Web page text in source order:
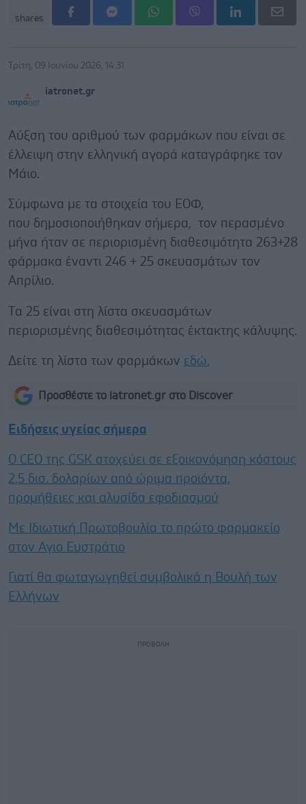
shares
Τρίτη, 09 Ιουνίου 2026, 14:31
iatronet.gr
Αύξση του αριθμού των φαρμάκων που είναι σε
έλλειψη στην ελληνική αγορά καταγράφηκε τον
Μάιο.
Σύμφωνα με τα στοιχεία του ΕΟΦ,
που δημοσιοποιήθηκαν σήμερα, τον περασμένο
μήνα ήταν σε περιορισμένη διαθεσιμότητα 263+28
φάρμακα έναντι 246 + 25 σκευασμάτων τον
Απρίλιο.
Tα 25 είναι στη λίστα σκευασμάτων
περιορισμένης διαθεσιμότητας έκτακτης κάλυψης.
Δείτε τη λίστα των φαρμάκων εδώ.
Προσθέστε το iatronet.gr στο Discover
Ειδήσεις υγείας σήμερα
Ο CEO της GSK στοχεύει σε εξοικονόμηση κόστους
2,5 δισ. δολαρίων από ώριμα προϊόντα,
προμήθειες και αλυσίδα εφοδιασμού
Με Ιδιωτική Πρωτοβουλία το πρώτο φαρμακείο
στον Αγιο Ευστράτιο
Γιατί θα φωταγωγηθεί συμβολικά η Βουλή των
Ελλήνων